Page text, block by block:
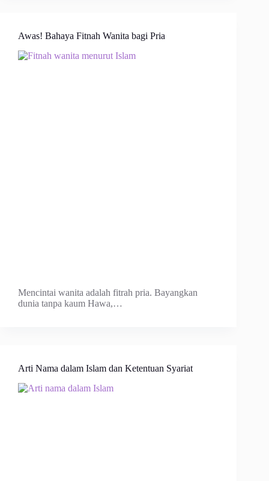
Awas! Bahaya Fitnah Wanita bagi Pria
Mencintai wanita adalah fitrah pria. Bayangkan
dunia tanpa kaum Hawa,…
Arti Nama dalam Islam dan Ketentuan Syariat